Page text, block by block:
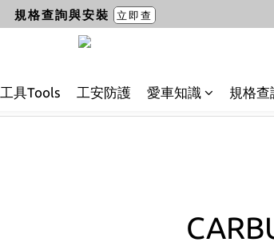
工具Tools 工安防護 愛車知識 規格查
規格查詢與安裝 立即查